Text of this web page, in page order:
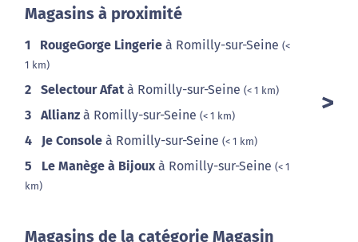
Magasins à proximité
1 RougeGorge Lingerie à Romilly-sur-Seine (<
1 km)
2 Selectour Afat à Romilly-sur-Seine (< 1 km)
3 Allianz à Romilly-sur-Seine (< 1 km)
4 Je Console à Romilly-sur-Seine (< 1 km)
5 Le Manège à Bijoux à Romilly-sur-Seine (< 1
km)
Magasins de la catégorie Magasin